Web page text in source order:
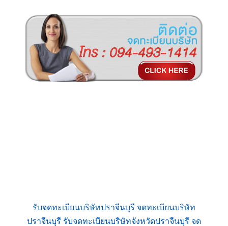
รับจดทะเบียนบริษัทปราจีนบุรี จดทะเบียนบริษัท
ปราจีนบุรี รับจดทะเบียนบริษัทจังหวัดปราจีนบุรี จด